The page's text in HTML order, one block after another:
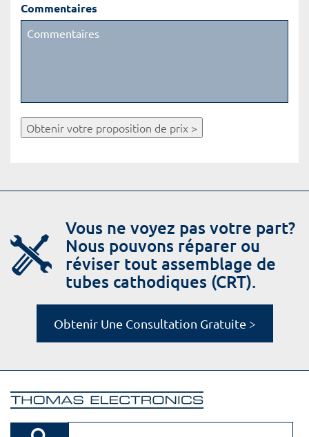
Commentaires
Obtenir votre proposition de prix >
Vous ne voyez pas votre part?
Nous pouvons réparer ou
réviser tout assemblage de
tubes cathodiques (CRT).
Obtenir Une Consultation Gratuite >